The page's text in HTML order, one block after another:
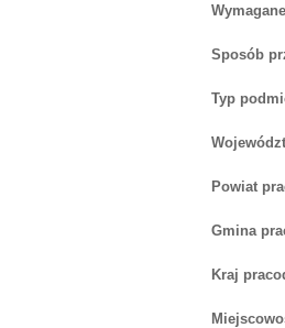
Sposób
Typ
Powiat
Gmina
Kraj